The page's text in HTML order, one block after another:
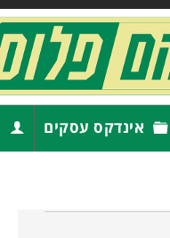
אינדקס עסקים